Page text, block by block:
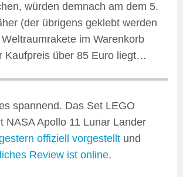
würden demnach am dem 5.
(der übrigens geklebt werden
im Warenkorb
Kaufpreis über 85 Euro liegt…
spannend. Das Set LEGO
NASA Apollo 11 Lunar Lander
offiziell vorgestellt und
Review ist online.